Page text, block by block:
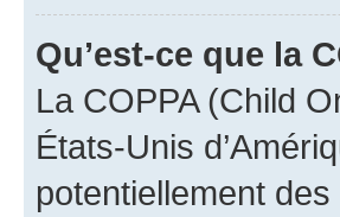
Qu’est-ce que la
La COPPA (Child
États-Unis
potentiellement